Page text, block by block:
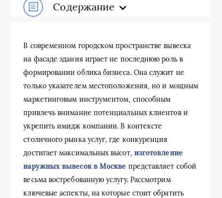
Содержание
В современном городском пространстве вывеска
на фасаде здания играет не последнюю роль в
формировании облика бизнеса. Она служит не
только указателем местоположения, но и мощным
маркетинговым инструментом, способным
привлечь внимание потенциальных клиентов и
укрепить имидж компании. В контексте
столичного рынка услуг, где конкуренция
достигает максимальных высот, изготовление
наружных вывесок в Москве представляет собой
весьма востребованную услугу. Рассмотрим
ключевые аспекты, на которые стоит обратить